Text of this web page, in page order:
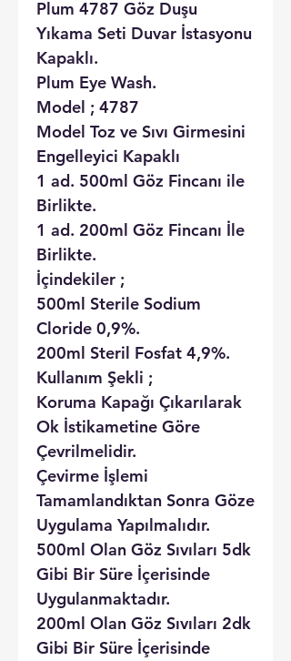
Plum 4787 Göz Duşu
Yıkama Seti Duvar İstasyonu
Kapaklı.
Plum Eye Wash.
Model ; 4787
Model Toz ve Sıvı Girmesini
Engelleyici Kapaklı
1 ad. 500ml Göz Fincanı ile
Birlikte.
1 ad. 200ml Göz Fincanı İle
Birlikte.
İçindekiler ;
500ml Sterile Sodium
Cloride 0,9%.
200ml Steril Fosfat 4,9%.
Kullanım Şekli ;
Koruma Kapağı Çıkarılarak
Ok İstikametine Göre
Çevrilmelidir.
Çevirme İşlemi
Tamamlandıktan Sonra Göze
Uygulama Yapılmalıdır.
500ml Olan Göz Sıvıları 5dk
Gibi Bir Süre İçerisinde
Uygulanmaktadır.
200ml Olan Göz Sıvıları 2dk
Gibi Bir Süre İçerisinde